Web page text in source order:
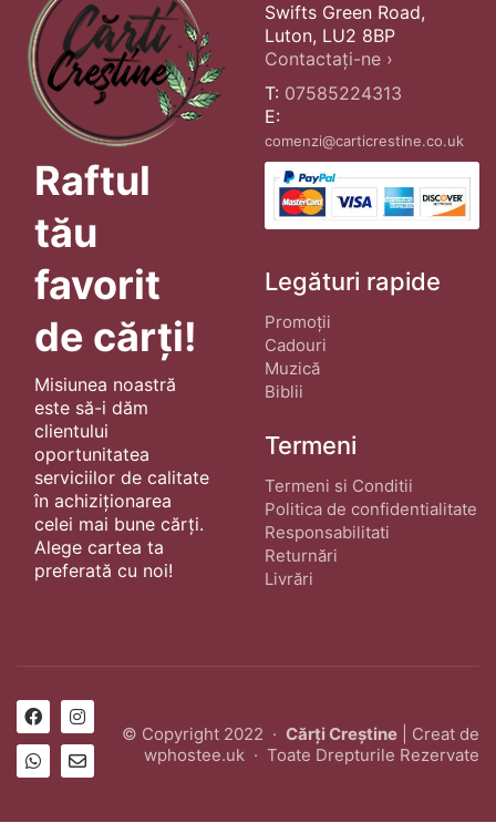
Raftul
tău
favorit
de cărți!
Misiunea noastră
este să-i dăm
clientului
oportunitatea
serviciilor de calitate
în achiziționarea
celei mai bune cărți.
Alege cartea ta
preferată cu noi!
Swifts Green Road,
Luton, LU2 8BP
Contactați-ne ›
T: 07585224313
E:
comenzi@carticrestine.co.uk
Legături rapide
Promoții
Cadouri
Muzică
Biblii
Termeni
Termeni si Conditii
Politica de confidentialitate
Responsabilitati
Returnări
Livrări
© Copyright 2022 · Cărți Creștine | Creat de
wphostee.uk · Toate Drepturile Rezervate